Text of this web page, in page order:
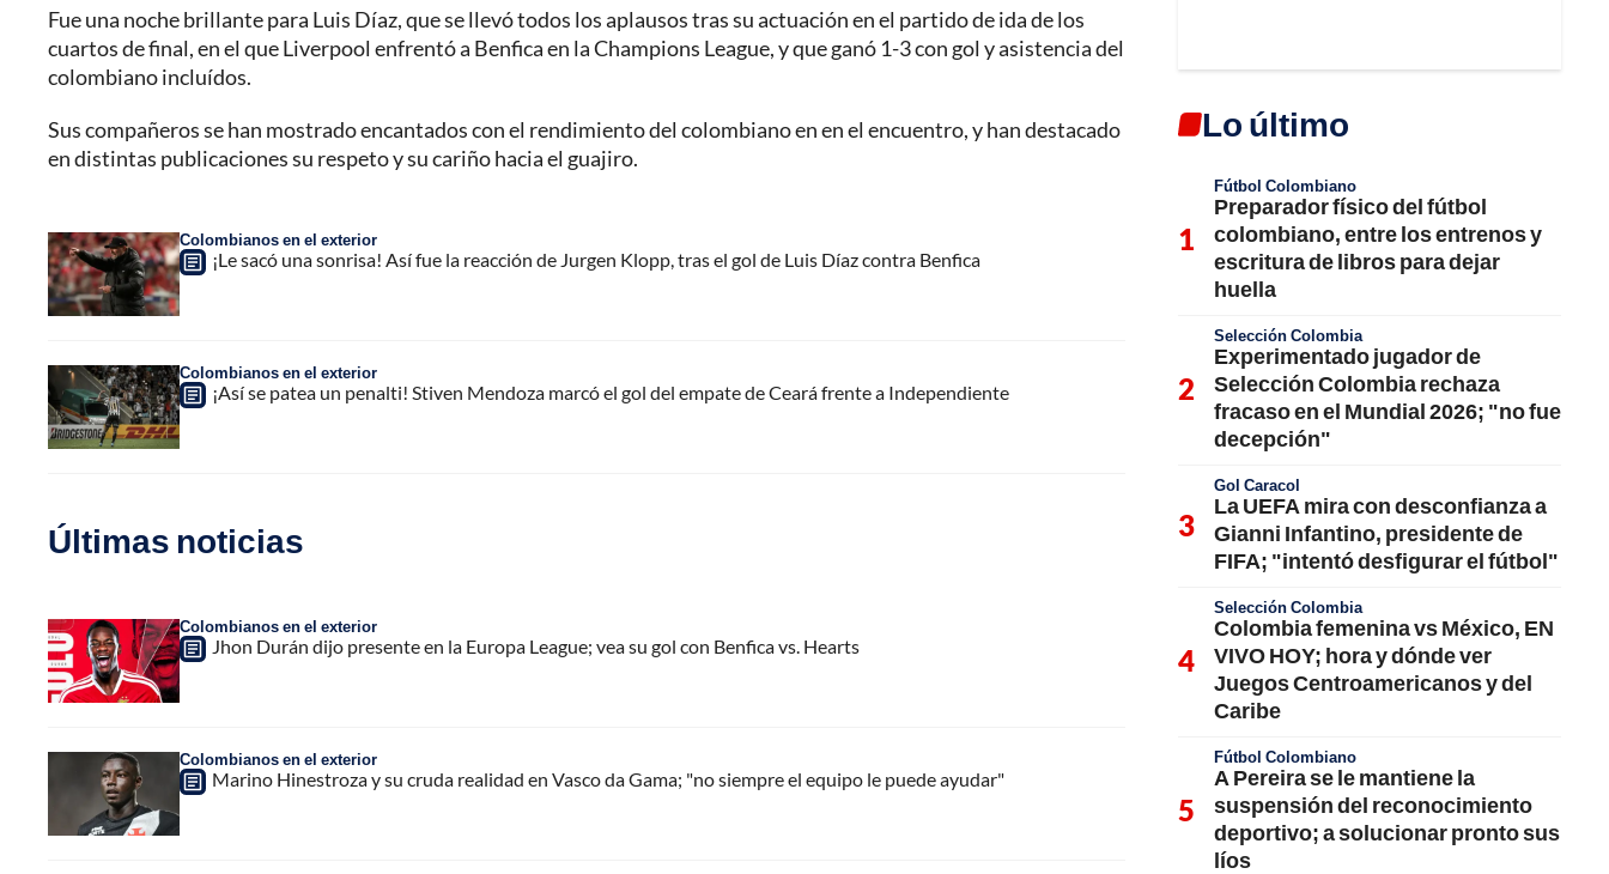
Fue una noche brillante para Luis Díaz, que se llevó todos los aplausos tras su actuación en el partido de ida de los
cuartos de final, en el que Liverpool enfrentó a Benfica en la Champions League, y que ganó 1-3 con gol y asistencia del
colombiano incluídos.
Sus compañeros se han mostrado encantados con el rendimiento del colombiano en en el encuentro, y han destacado
en distintas publicaciones su respeto y su cariño hacia el guajiro.
Colombianos en el exterior
¡Le sacó una sonrisa! Así fue la reacción de Jurgen Klopp, tras el gol de Luis Díaz contra Benfica
Colombianos en el exterior
¡Así se patea un penalti! Stiven Mendoza marcó el gol del empate de Ceará frente a Independiente
Últimas noticias
Colombianos en el exterior
Jhon Durán dijo presente en la Europa League; vea su gol con Benfica vs. Hearts
Colombianos en el exterior
Marino Hinestroza y su cruda realidad en Vasco da Gama; "no siempre el equipo le puede ayudar"
Lo último
Fútbol Colombiano
Preparador físico del fútbol
colombiano, entre los entrenos y
escritura de libros para dejar
huella
Selección Colombia
Experimentado jugador de
Selección Colombia rechaza
fracaso en el Mundial 2026; "no fue
decepción"
Gol Caracol
La UEFA mira con desconfianza a
Gianni Infantino, presidente de
FIFA; "intentó desfigurar el fútbol"
Selección Colombia
Colombia femenina vs México, EN
VIVO HOY; hora y dónde ver
Juegos Centroamericanos y del
Caribe
Fútbol Colombiano
A Pereira se le mantiene la
suspensión del reconocimiento
deportivo; a solucionar pronto sus
líos